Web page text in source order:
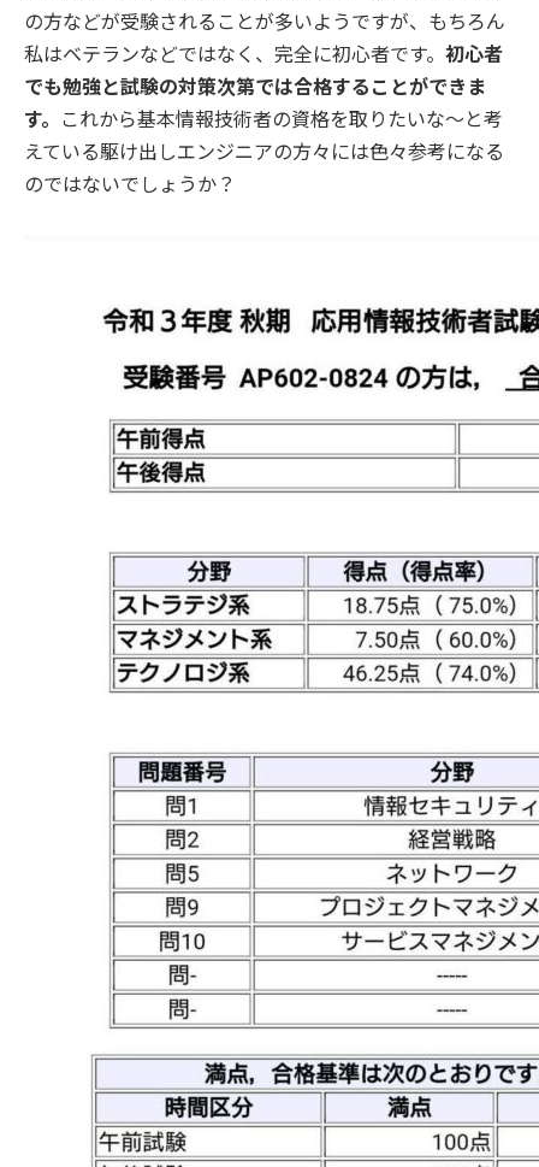
の方などが受験されることが多いようですが、もちろん
私はベテランなどではなく、完全に初心者です。 初心者
でも勉強と試験の対策次第では合格することができま
す。 これから基本情報技術者の資格を取りたいな〜と考
えている駆け出しエンジニアの方々には色々参考になる
のではないでしょうか？